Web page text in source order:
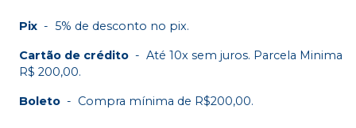
Pix - 5% de desconto no pix.
Cartão de crédito - Até 10x sem juros. Parcela Minima
R$ 200,00.
Boleto - Compra mínima de R$200,00.